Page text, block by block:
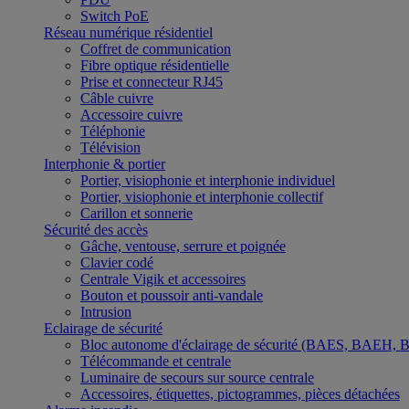
Switch PoE
Réseau numérique résidentiel
Coffret de communication
Fibre optique résidentielle
Prise et connecteur RJ45
Câble cuivre
Accessoire cuivre
Téléphonie
Télévision
Interphonie & portier
Portier, visiophonie et interphonie individuel
Portier, visiophonie et interphonie collectif
Carillon et sonnerie
Sécurité des accès
Gâche, ventouse, serrure et poignée
Clavier codé
Centrale Vigik et accessoires
Bouton et poussoir anti-vandale
Intrusion
Eclairage de sécurité
Bloc autonome d'éclairage de sécurité (BAES,
Télécommande et centrale
Luminaire de secours sur source centrale
Accessoires, étiquettes, pictogrammes, pièces détachées